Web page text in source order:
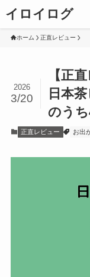
イロイログ
ホーム 正直レビュー
【正
日本
のう
2026
3/20
正直レビュー お出